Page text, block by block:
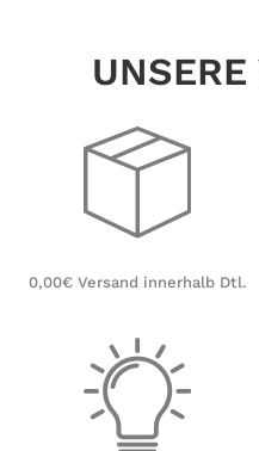
0,00€ Versand innerhalb Dtl.